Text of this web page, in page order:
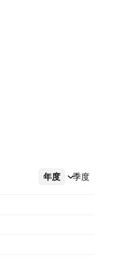
年度 季度
更多